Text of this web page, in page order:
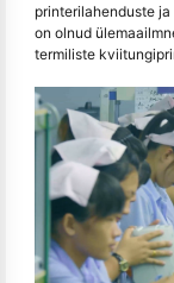
printerilahenduste
on olnud
termiliste